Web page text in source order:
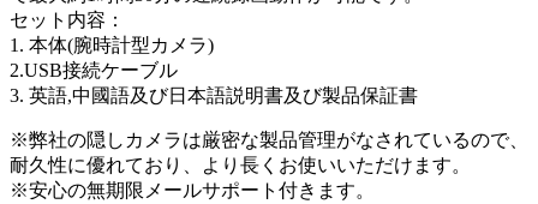
セット内容：
1. 本体(腕時計型カメラ)
2.USB接続ケーブル
3. 英語,中國語及び日本語説明書及び製品保証書
※弊社の隠しカメラは厳密な製品管理がなされているので、
耐久性に優れており、より長くお使いいただけます。
※安心の無期限メールサポート付きます。